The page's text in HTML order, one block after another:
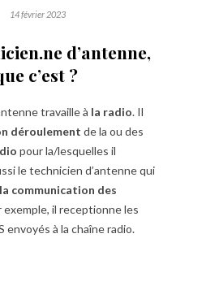
14 février 2023
d’antenne,
c’est ?
travaille à la radio. Il
déroulement de la ou des
pour la/lesquelles il
le technicien d’antenne qui
communication des
exemple, il receptionne les
envoyés à la chaîne radio.